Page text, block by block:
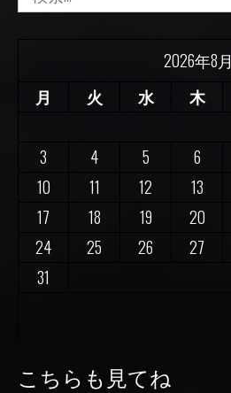
索:
2026年8月
月
火 水 木
3
4 5 6
10
11 12 13
17
18 19 20
24
25 26 27
31
こちらも見てね